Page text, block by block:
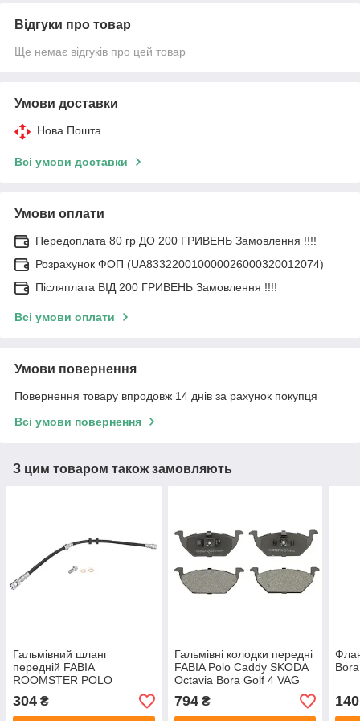
Відгуки про товар
Ще немає відгуків про цей товар
Умови доставки
Нова Пошта
Всі умови доставки
Умови оплати
Передоплата 80 гр ДО 200 ГРИВЕНЬ Замовлення !!!!
Розрахунок ФОП (UA833220010000026000320012074)
Післяплата ВІД 200 ГРИВЕНЬ Замовлення !!!!
Всі умови оплати
Умови повернення
Повернення товару впродовж 14 днів за рахунок покупця
Всі умови повернення
З цим товаром також замовляють
Гальмівний шланг
передній FABIA
ROOMSTER POLO
виробник ABS
304 ₴
Гальмівні колодки передні
FABIA Polo Caddy SKODA
Octavia Bora Golf 4 VAG
6R0698151A виробник
LPR Італія
794₴ 140